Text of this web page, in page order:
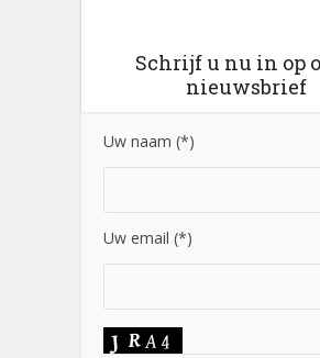
Schrijf u nu in op
nieuwsbrief
Uw naam (*)
Uw email (*)